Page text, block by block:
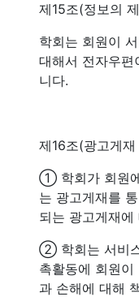
제15조(정보의
학회는 회원이
대해서 전자우
니다.
제16조(광고게
① 학회가 회원
는 광고게재를
되는 광고게재
② 학회는 서비
촉활동에 회원
과 손해에 대해